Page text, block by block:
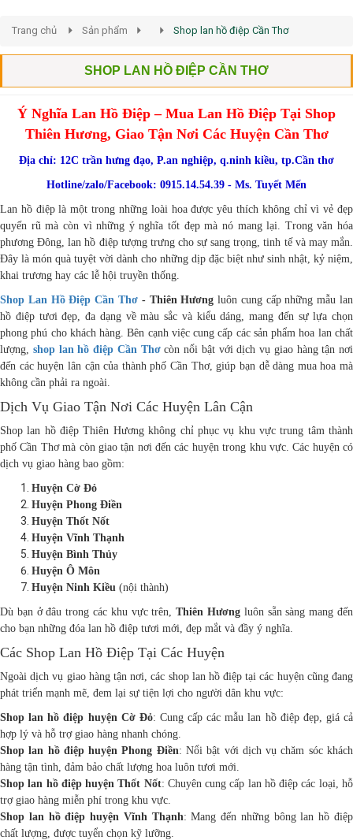
Trang chủ Sản phẩm Shop lan hồ điệp Cần Thơ
SHOP LAN HỒ ĐIỆP CẦN THƠ
Ý Nghĩa Lan Hồ Điệp – Mua Lan Hồ Điệp Tại Shop
Thiên Hương, Giao Tận Nơi Các Huyện Cần Thơ
Địa chỉ: 12C trần hưng đạo, P.an nghiệp, q.ninh kiều, tp.Cần thơ
Hotline/zalo/Facebook: 0915.14.54.39 - Ms. Tuyết Mến
Lan hồ điệp là một trong những loài hoa được yêu thích không chỉ vì vẻ đẹp
quyến rũ mà còn vì những ý nghĩa tốt đẹp mà nó mang lại. Trong văn hóa
phương Đông, lan hồ điệp tượng trưng cho sự sang trọng, tinh tế và may mắn.
Đây là món quà tuyệt vời dành cho những dịp đặc biệt như sinh nhật, kỷ niệm,
khai trương hay các lễ hội truyền thống.
Shop Lan Hồ Điệp Cần Thơ- Thiên Hương luôn cung cấp những mẫu lan
hồ điệp tươi đẹp, đa dạng về màu sắc và kiểu dáng, mang đến sự lựa chọn
phong phú cho khách hàng. Bên cạnh việc cung cấp các sản phẩm hoa lan chất
lượng, shop lan hồ điệp Cần Thơcòn nổi bật với dịch vụ giao hàng tận nơi
đến các huyện lân cận của thành phố Cần Thơ, giúp bạn dễ dàng mua hoa mà
không cần phải ra ngoài.
Dịch Vụ Giao Tận Nơi Các Huyện Lân Cận
Shop lan hồ điệp Thiên Hương không chỉ phục vụ khu vực trung tâm thành
phố Cần Thơ mà còn giao tận nơi đến các huyện trong khu vực. Các huyện có
dịch vụ giao hàng bao gồm:
Huyện Cờ Đỏ
Huyện Phong Điền
Huyện Thốt Nốt
Huyện Vĩnh Thạnh
Huyện Bình Thủy
Huyện Ô Môn
Huyện Ninh Kiều (nội thành)
Dù bạn ở đâu trong các khu vực trên,Thiên Hương luôn sẵn sàng mang đến
cho bạn những đóa lan hồ điệp tươi mới, đẹp mắt và đầy ý nghĩa.
Các Shop Lan Hồ Điệp Tại Các Huyện
Ngoài dịch vụ giao hàng tận nơi, các shop lan hồ điệp tại các huyện cũng đang
phát triển mạnh mẽ, đem lại sự tiện lợi cho người dân khu vực:
Shop lan hồ điệp huyện Cờ Đỏ: Cung cấp các mẫu lan hồ điệp đẹp, giá cả
hợp lý và hỗ trợ giao hàng nhanh chóng.
Shop lan hồ điệp huyện Phong Điền: Nổi bật với dịch vụ chăm sóc khách
hàng tận tình, đảm bảo chất lượng hoa luôn tươi mới.
Shop lan hồ điệp huyện Thốt Nốt: Chuyên cung cấp lan hồ điệp các loại, hỗ
trợ giao hàng miễn phí trong khu vực.
Shop lan hồ điệp huyện Vĩnh Thạnh: Mang đến những bông lan hồ điệp
chất lượng, được tuyển chọn kỹ lưỡng.